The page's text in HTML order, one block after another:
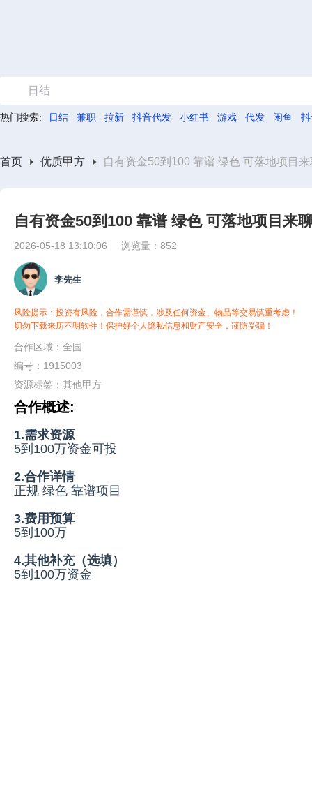
日结
热门搜索: 日结 兼职 拉新 抖音代发 小红书 游戏 代发 闲鱼
首页 优质甲方 自有资金50到100 靠谱 绿色 可落地项目
自有资金50到100 靠谱 绿色 可落地项目来
2026-05-18 13:10:06 浏览量：852
李先生
风险提示：投资有风险，合作需谨慎，涉及任何资金、物品等交易慎重考虑！
切勿下载来历不明软件！保护好个人隐私信息和财产安全，谨防受骗！
合作区域：全国
编号：1915003
资源标签： 其他甲方
合作概述:
1.需求资源
5到100万资金可投
2.合作详情
正规 绿色 靠谱项目
3.费用预算
5到100万
4.其他补充（选填）
5到100万资金